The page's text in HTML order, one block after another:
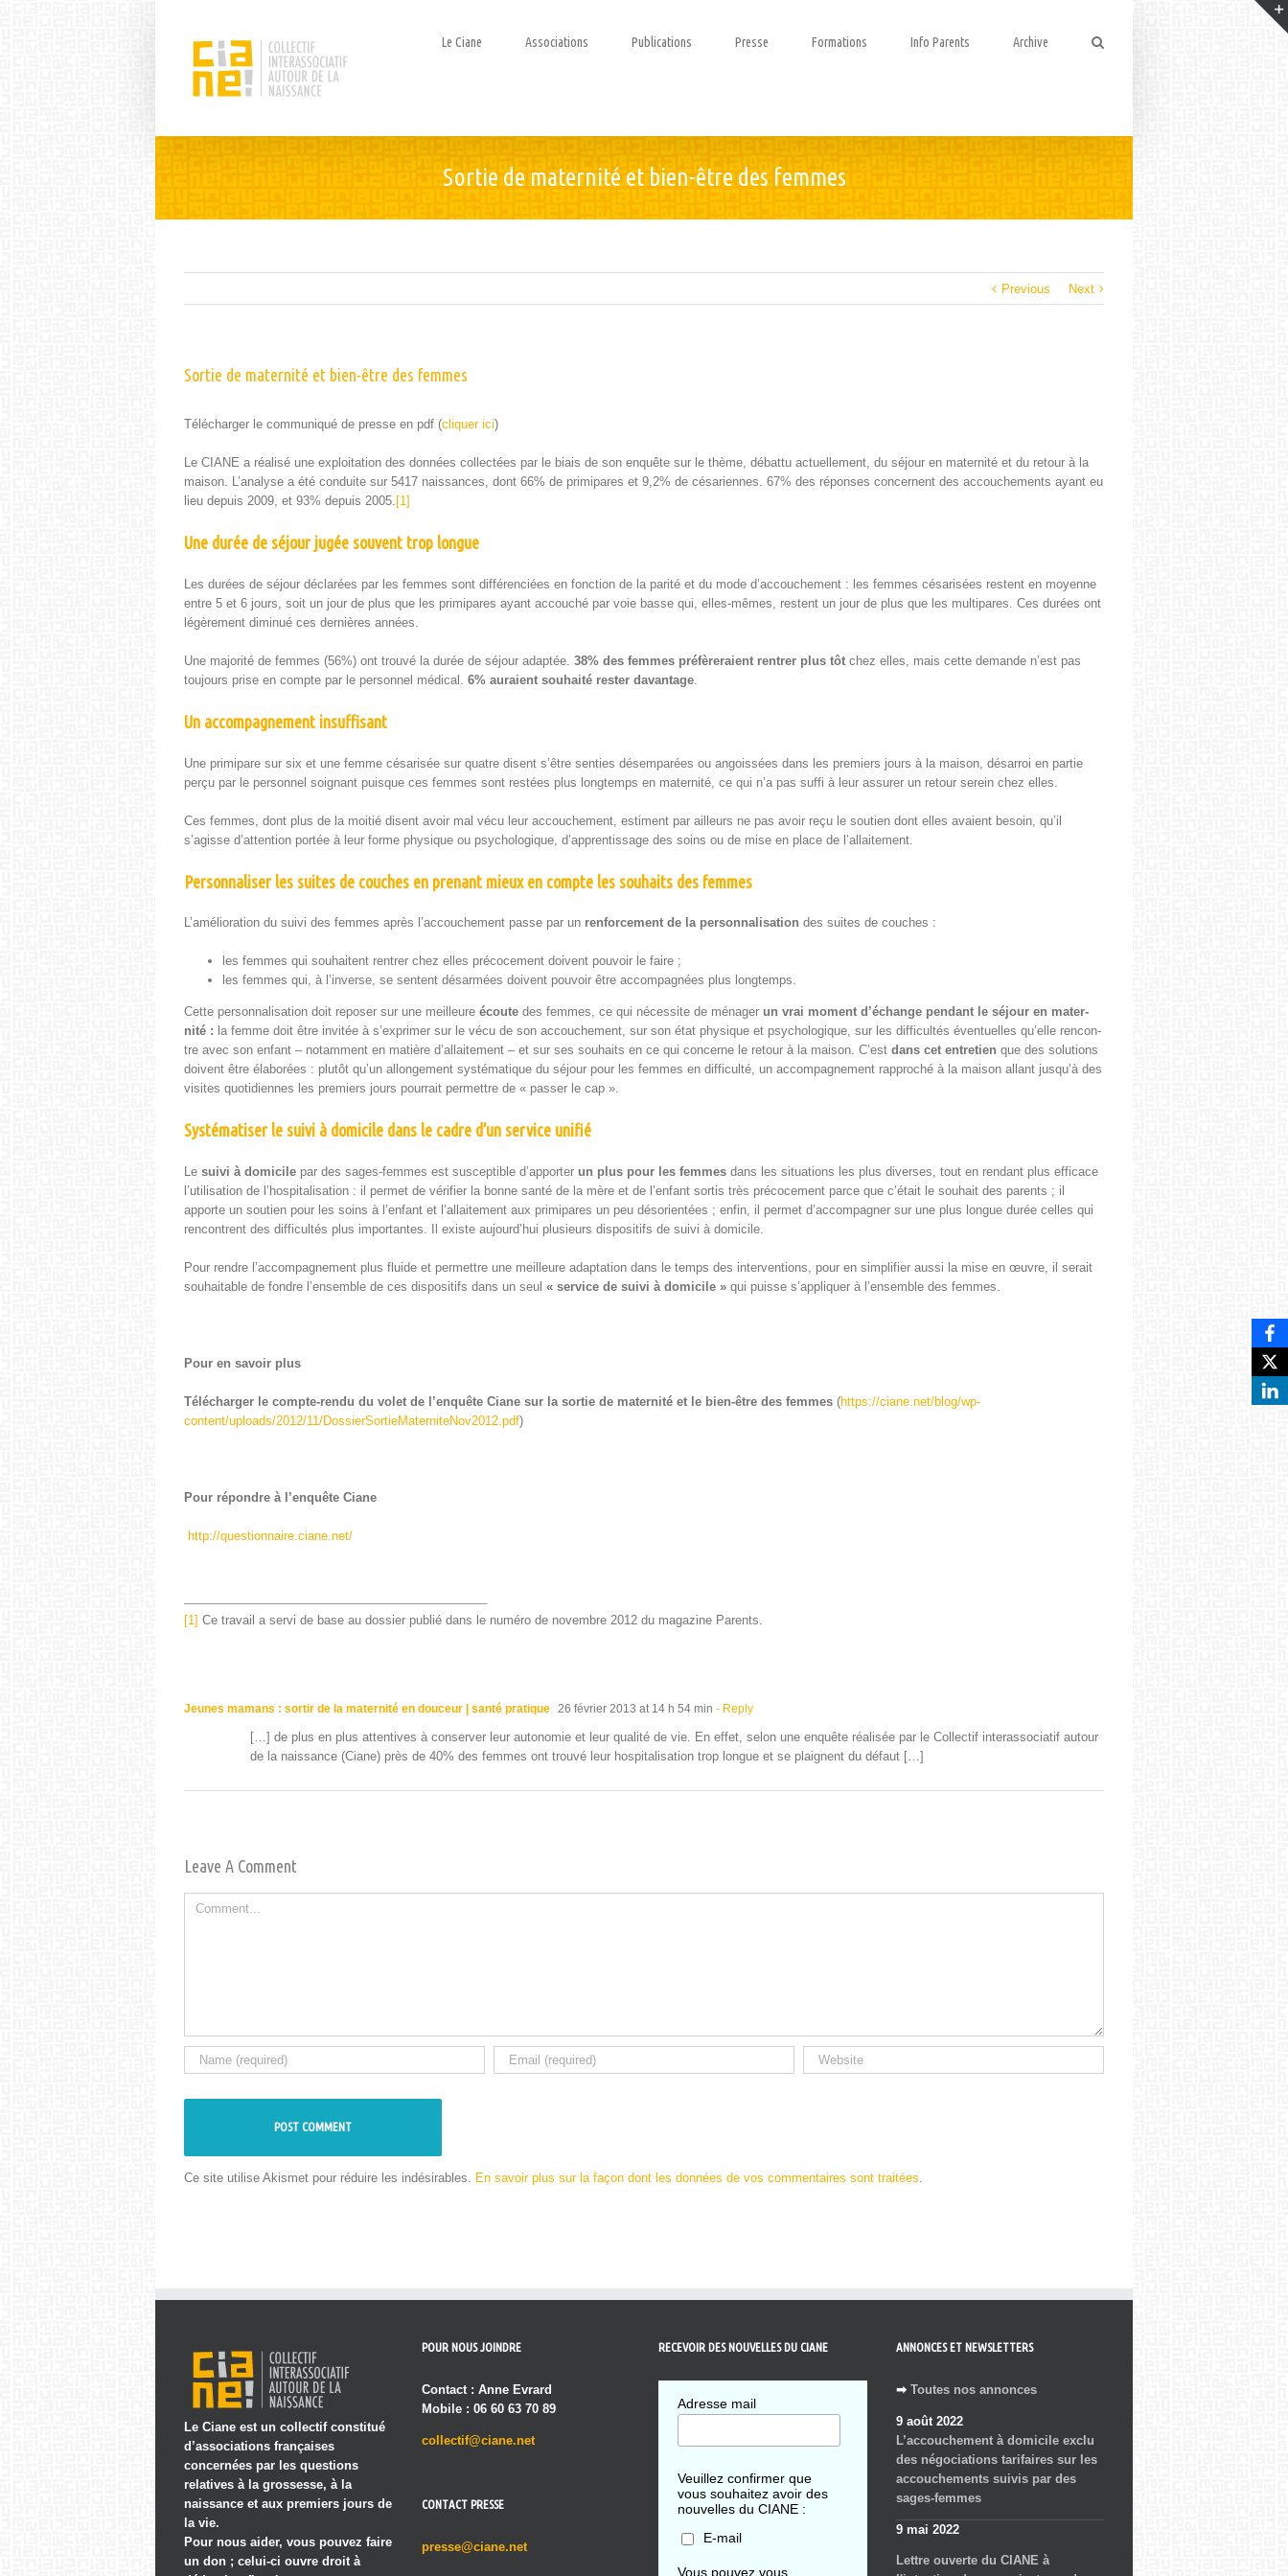
Le Ciane Associations Publications Presse Formations Info Parents Archive
Sortie de maternité et bien-être des femmes
Previous Next
Sortie de maternité et bien-être des femmes
Télécharg­er le com­mu­niqué de presse en pdf (cli­quer ici)
Le CIANE a réal­isé une exploita­tion des don­nées col­lec­tées par le biais de son enquête sur le thème, débat­tu actuelle­ment, du séjour en mater­nité et du retour à la
mai­son. L’analyse a été con­duite sur 5417 nais­sances, dont 66% de prim­i­pares et 9,2% de césari­ennes. 67% des répons­es con­cer­nent des accouche­ments ayant eu
lieu depuis 2009, et 93% depuis 2005. [1]
Une durée de séjour jugée souvent trop longue
Les durées de séjour déclarées par les femmes sont dif­féren­ciées en fonc­tion de la par­ité et du mode d’accouchement : les femmes césarisées restent en moyenne
entre 5 et 6 jours, soit un jour de plus que les prim­i­pares ayant accouché par voie basse qui, elles-mêmes, restent un jour de plus que les mul­ti­pares. Ces durées ont
légère­ment dimin­ué ces dernières années.
Une majorité de femmes (56%) ont trou­vé la durée de séjour adap­tée. 38% des femmes préfèr­eraient ren­tr­er plus tôt chez elles, mais cette demande n’est pas
tou­jours prise en compte par le per­son­nel médi­cal. 6% auraient souhaité rester davan­tage
Un accompagnement insuffisant
Une prim­i­pare sur six et une femme césarisée sur qua­tre dis­ent s’être sen­ties désem­parées ou angois­sées dans les pre­miers jours à la mai­son, désar­roi en par­tie
perçu par le per­son­nel soignant puisque ces femmes sont restées plus longtemps en mater­nité, ce qui n’a pas suf­fi à leur assur­er un retour sere­in chez elles.
Ces femmes, dont plus de la moitié dis­ent avoir mal vécu leur accouche­ment, esti­ment par ailleurs ne pas avoir reçu le sou­tien dont elles avaient besoin, qu’il
s’agisse d’attention portée à leur forme physique ou psy­chologique, d’apprentissage des soins ou de mise en place de l’allaitement.
Personnaliser les suites de couches en prenant mieux en compte les souhaits des femmes
L’amélioration du suivi des femmes après l’accouchement passe par un ren­force­ment de la per­son­nal­i­sa­tion des suites de couches :
les femmes qui souhait­ent ren­tr­er chez elles pré­co­ce­ment doivent pou­voir le faire ;
les femmes qui, à l’inverse, se sen­tent désar­mées doivent pou­voir être accom­pa­g­nées plus longtemps.
Cette per­son­nal­i­sa­tion doit repos­er sur une meilleure écoute des femmes, ce qui néces­site de ménag­er un vrai moment d’échange pen­dant le séjour en mater­
nité : la femme doit être invitée à s’exprimer sur le vécu de son accouche­ment, sur son état physique et psy­chologique, sur les dif­fi­cultés éventuelles qu’elle ren­con­
tre avec son enfant – notam­ment en matière d’allaitement – et sur ses souhaits en ce qui con­cerne le retour à la mai­son. C’est dans cet entre­tien que des solu­tions
doivent être élaborées : plutôt qu’un allonge­ment sys­té­ma­tique du séjour pour les femmes en dif­fi­culté, un accom­pa­g­ne­ment rap­proché à la mai­son allant jusqu’à des
vis­ites quo­ti­di­ennes les pre­miers jours pour­rait per­me­t­tre de « pass­er le cap ».
Systématiser le suivi à domicile dans le cadre d’un service unifié
Le suivi à domi­cile par des sages-femmes est sus­cep­ti­ble d’apporter un plus pour les femmes dans les sit­u­a­tions les plus divers­es, tout en ren­dant plus effi­cace
l’utilisation de l’hospitalisation : il per­met de véri­fi­er la bonne san­té de la mère et de l’enfant sor­tis très pré­co­ce­ment parce que c’était le souhait des par­ents ; il
apporte un sou­tien pour les soins à l’enfant et l’allaitement aux prim­i­pares un peu désori­en­tées ; enfin, il per­met d’accompagner sur une plus longue durée celles qui
ren­con­trent des dif­fi­cultés plus impor­tantes. Il existe aujourd’hui plusieurs dis­posi­tifs de suivi à domicile.
Pour ren­dre l’ac­com­pa­g­ne­ment plus flu­ide et per­me­t­tre une meilleure adap­ta­tion dans le temps des inter­ven­tions, pour en sim­pli­fi­er aus­si la mise en œuvre, il serait
souhaitable de fon­dre l’ensemble de ces dis­posi­tifs dans un seul « ser­vice de suivi à domi­cile » qui puisse s’appliquer à l’ensemble des femmes.
Pour en savoir plus
Télécharg­er le compte-ren­du du volet de l’enquête Ciane sur la sor­tie de mater­nité et le bien-être des femmes (https://ciane.net/blog/wp-
content/uploads/2012/11/DossierSortieMaterniteNov2012.pdf)
Pour répon­dre à l’enquête Ciane
http://questionnaire.ciane.net/
[1] Ce tra­vail a servi de base au dossier pub­lié dans le numéro de novem­bre 2012 du mag­a­zine Parents.
Jeunes mamans : sortir de la maternité en douceur | santé pratique 26 février 2013 at 14 h 54 min - Reply
[…] de plus en plus atten­tives à con­serv­er leur autonomie et leur qual­ité de vie. En effet, selon une enquête réal­isée par le Col­lec­tif interas­so­ci­atif autour
de la nais­sance (Ciane) près de 40% des femmes ont trou­vé leur hos­pi­tal­i­sa­tion trop longue et se plaig­nent du défaut […]
Leave A Comment
Ce site utilise Akismet pour réduire les indésirables. En savoir plus sur la façon dont les données de vos commentaires sont traitées
Le Ciane est un collectif constitué
d’associations françaises
concernées par les questions
relatives à la grossesse, à la
naissance et aux premiers jours de
la vie.
Pour nous aider, vous pouvez faire
un don ; celui-ci ouvre droit à
POUR NOUS JOINDRE
Contact : Anne Evrard
Mobile : 06 60 63 70 89
collectif@ciane.net
CONTACT PRESSE
presse@ciane.net
RECEVOIR DES NOUVELLES DU CIANE
Adresse mail
Veuillez confirmer que
vous souhaitez avoir des
nouvelles du CIANE :
E-mail
Vous pouvez vous
ANNONCES ET NEWSLETTERS
➡ Toutes nos annonces
9 août 2022
L’accouchement à domicile exclu
des négociations tarifaires sur les
accouchements suivis par des
sages-femmes
9 mai 2022
Lettre ouverte du CIANE à